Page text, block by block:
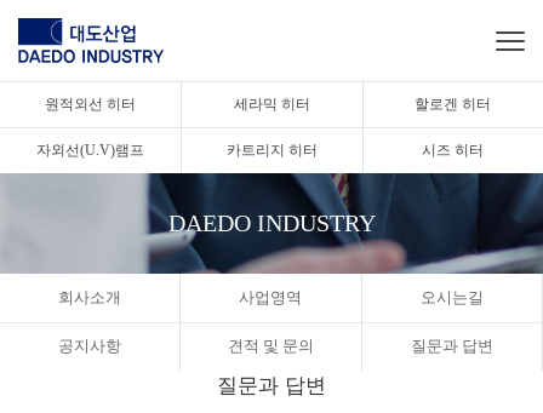
원적외선 히터 세라믹 히터 할로겐 히터
자외선(U.V)램프 카트리지 히터 시즈 히터
DAEDO INDUSTRY
회사소개 사업영역 오시는길
공지사항 견적 및 문의 질문과 답변
질문과 답변